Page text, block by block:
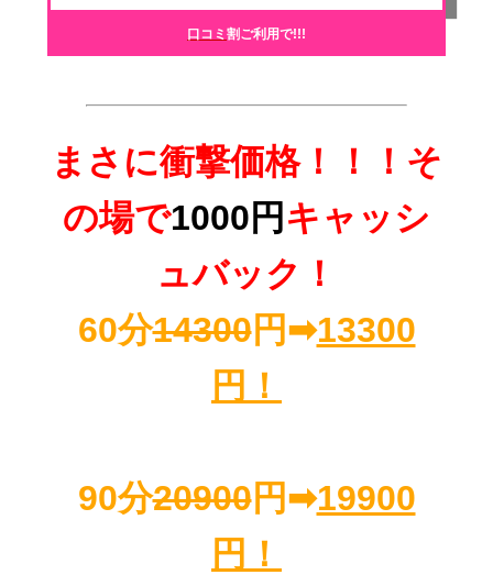
口コミ 割ご利用で!!!
まさに衝撃価格！！！そ
の場で1000円 キャッシ
ュバック！
60分14300円➡13300
円！
90分20900円➡19900
円！